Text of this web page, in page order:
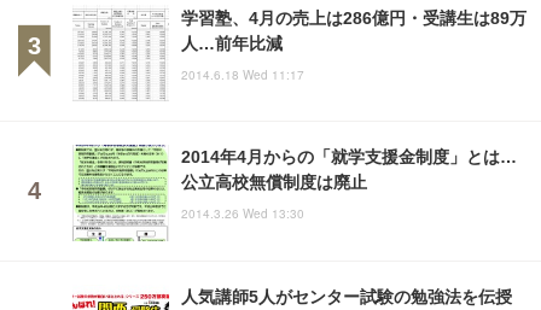
学習塾、4月の売上は286億円・受講生は89万
人…前年比減
2014.6.18 Wed 11:17
2014年4月からの「就学支援金制度」とは…
公立高校無償制度は廃止
2014.3.26 Wed 13:30
人気講師5人がセンター試験の勉強法を伝授